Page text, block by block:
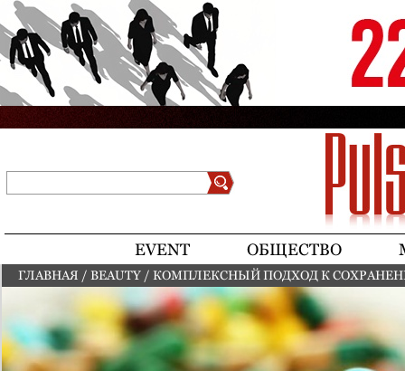
Jump to navigation
EVENT ОБЩЕСТВО
ВЫ ЗДЕСЬ
ГЛАВНАЯ / BEAUTY / КОМПЛЕКСНЫЙ ПОДХОД К